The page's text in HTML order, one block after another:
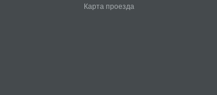
Карта проезда